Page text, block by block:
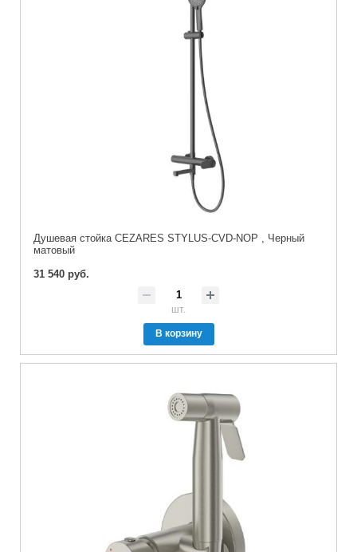
Душевая стойка CEZARES STYLUS-CVD-NOP , Черный
матовый
31 540 руб.
шт.
В корзину